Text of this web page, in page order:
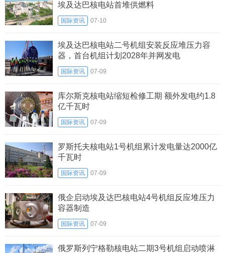
埃及达巴核电站首堆供燃料
国际资讯 07-10
埃及达巴核电站二号机组安装反应堆压力容
器，首台机组计划2028年并网发电
国际资讯 07-09
库尔斯克核电站缩短检修工期 额外发电约1.8
亿千瓦时
国际资讯 07-09
罗斯托夫核电站1号机组累计发电量达2000亿
千瓦时
国际资讯 07-09
俄企启动埃及达巴核电站4号机组反应堆压力
容器制造
国际资讯 07-09
俄罗斯列宁格勒核电站二期3号机组启动喷淋